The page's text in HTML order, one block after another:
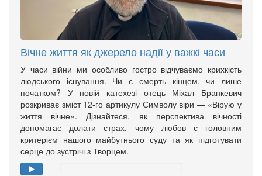
Вічне життя як джерело надії у важкі часи
У часи війни ми особливо гостро відчуваємо крихкість
людського існування. Чи є смерть кінцем, чи лише
початком? У новій катехезі отець Міхал Бранкевич
розкриває зміст 12-го артикулу Символу віри — «Вірую у
життя вічне». Дізнайтеся, як перспектива вічності
допомагає долати страх, чому любов є головним
критерієм нашого майбутнього суду та як підготувати
серце до зустрічі з Творцем.